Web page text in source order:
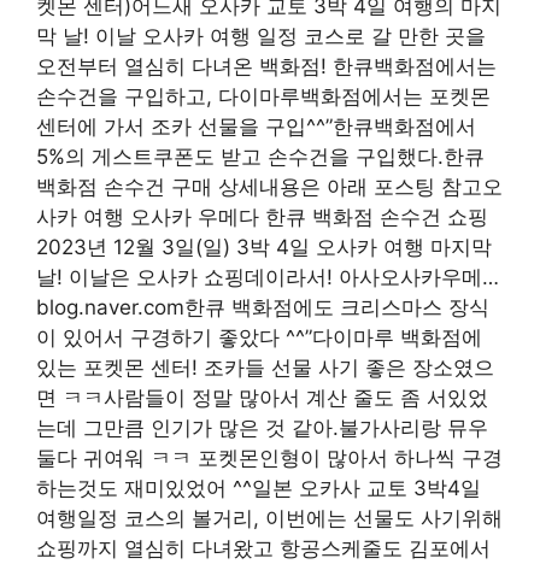
켓몬 센터)어느새 오사카 교토 3박 4일 여행의 마지
막 날! 이날 오사카 여행 일정 코스로 갈 만한 곳을
오전부터 열심히 다녀온 백화점! 한큐백화점에서는
손수건을 구입하고, 다이마루백화점에서는 포켓몬
센터에 가서 조카 선물을 구입^^”한큐백화점에서
5%의 게스트쿠폰도 받고 손수건을 구입했다.한큐
백화점 손수건 구매 상세내용은 아래 포스팅 참고오
사카 여행 오사카 우메다 한큐 백화점 손수건 쇼핑
2023년 12월 3일(일) 3박 4일 오사카 여행 마지막
날! 이날은 오사카 쇼핑데이라서! 아사오사카우메…
blog.naver.com한큐 백화점에도 크리스마스 장식
이 있어서 구경하기 좋았다 ^^”다이마루 백화점에
있는 포켓몬 센터! 조카들 선물 사기 좋은 장소였으
면 ㅋㅋ사람들이 정말 많아서 계산 줄도 좀 서있었
는데 그만큼 인기가 많은 것 같아.불가사리랑 뮤우
둘다 귀여워 ㅋㅋ 포켓몬인형이 많아서 하나씩 구경
하는것도 재미있었어 ^^일본 오카사 교토 3박4일
여행일정 코스의 볼거리, 이번에는 선물도 사기위해
쇼핑까지 열심히 다녀왔고 항공스케줄도 김포에서